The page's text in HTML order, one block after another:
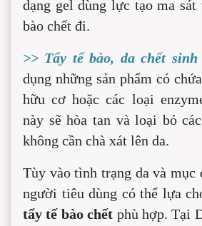
dạng gel dùng lực tạo ma sát
bào chết đi.
>> Tẩy tế bào, da chết
dụng những sản phẩm có
hữu cơ hoặc các loại
này sẽ hòa tan và loại bỏ
không cần chà xát lên da.
Tùy vào tình trạng da và mục
người tiêu dùng có thể lựa
tẩy tế bào chết phù hợp. Tại